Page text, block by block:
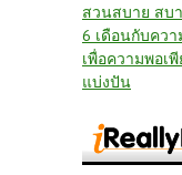
สวนสบาย สบ
6 เดือนกับคว
เพื่อความพอเพี
แบ่งปัน